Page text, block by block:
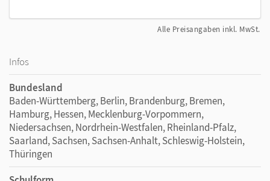
Alle Preisangaben inkl. MwSt.
Infos
Bundesland
Baden-Württemberg, Berlin, Brandenburg, Bremen,
Hamburg, Hessen, Mecklenburg-Vorpommern,
Niedersachsen, Nordrhein-Westfalen, Rheinland-Pfalz,
Saarland, Sachsen, Sachsen-Anhalt, Schleswig-Holstein,
Thüringen